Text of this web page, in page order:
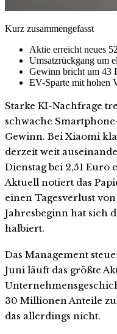
Kurz zusammengefasst
Aktie erreicht neues
Umsatzrückgang um
Gewinn bricht um 43
EV-Sparte mit hohen
Starke KI-Nachfrage
schwache
Gewinn. Bei Xiaomi
derzeit weit
Dienstag bei 2,51 Euro
Aktuell notiert das
einen Tagesverlust
Jahresbeginn hat sich
halbiert.
Das Management
Juni läuft das größte
30 Millionen Anteile
das allerdings nicht.